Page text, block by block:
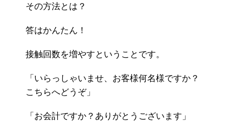
その方法とは？
答はかんたん！
接触回数を増やすということです。
「いらっしゃいませ、お客様何名様ですか？
こちらへどうぞ」
「お会計ですか？ありがとうございます」